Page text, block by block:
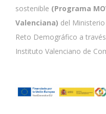
sostenible (Programa
Valenciana) del
Reto Demográfico a
Instituto Valenciano de